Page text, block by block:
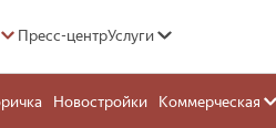
Пресс-центрУслуги
Новостройки Коммерческая